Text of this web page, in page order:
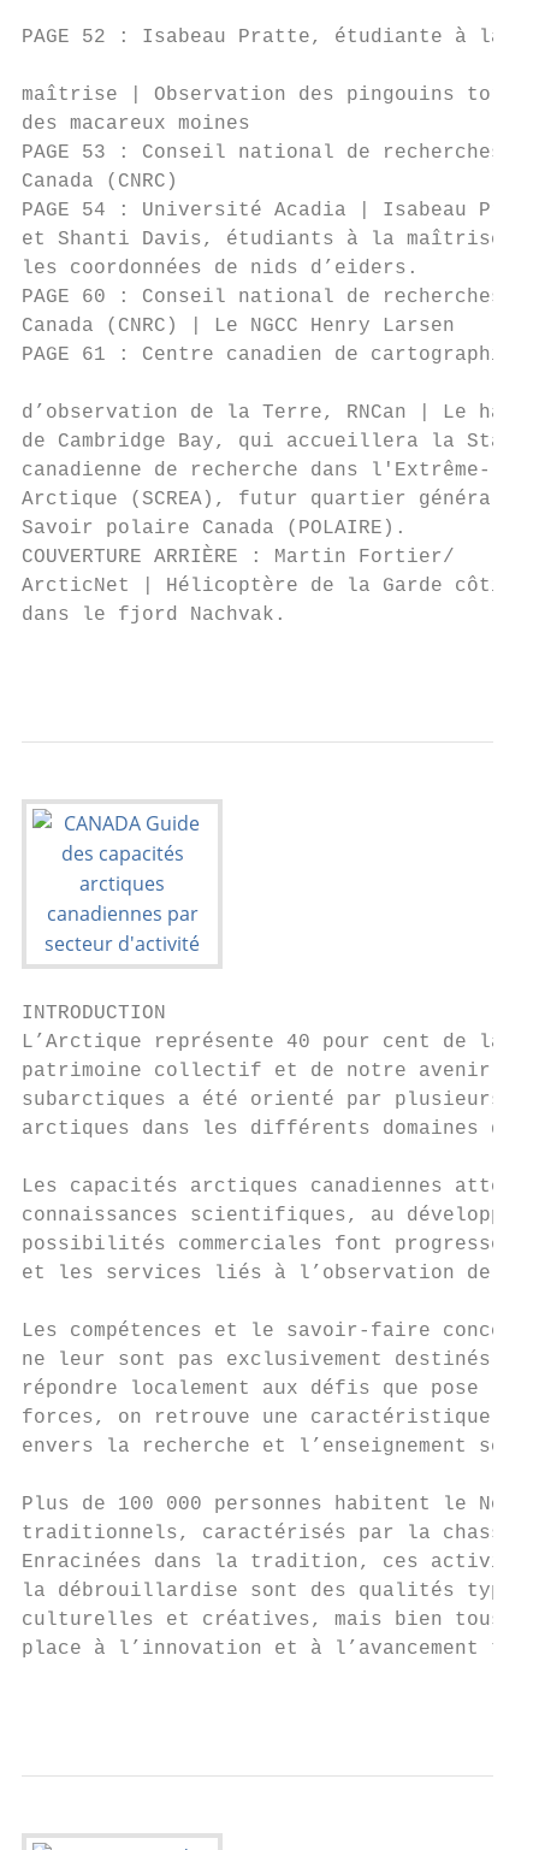
PAGE 52 : Isabeau Pratte, étudiante à la
maîtrise | Observation des pingouins
des macareux moines
PAGE 53 : Conseil national de
Canada (CNRC)
PAGE 54 : Université Acadia | Isabeau
et Shanti Davis, étudiants à la maîtrise,
les coordonnées de nids d’eiders.
PAGE 60 : Conseil national de recherches du
Canada (CNRC) | Le NGCC Henry
PAGE 61 : Centre canadien de cartographie
d’observation de la Terre, RNCan | Le
de Cambridge Bay, qui accueillera la
canadienne de recherche dans l'Extrême-
Arctique (SCREA), futur quartier général de
Savoir polaire Canada (POLAIRE).
COUVERTURE ARRIÈRE : Martin Fortier/
ArcticNet | Hélicoptère de la Garde côtière
dans le fjord Nachvak.
INTRODUCTION
L’Arctique représente 40 pour cent de la
patrimoine collectif et de notre avenir. Le
subarctiques a été orienté par plusieurs
arctiques dans les différents domaines
Les capacités arctiques canadiennes
connaissances scientifiques, au
possibilités commerciales font progresser
et les services liés à l’observation de la
Les compétences et le savoir-faire
ne leur sont pas exclusivement destinés.
répondre localement aux défis que pose
forces, on retrouve une caractéristique
envers la recherche et l’enseignement
Plus de 100 000 personnes habitent le
traditionnels, caractérisés par la chasse,
Enracinées dans la tradition, ces
la débrouillardise sont des qualités
culturelles et créatives, mais bien tous
place à l’innovation et à l’avancement